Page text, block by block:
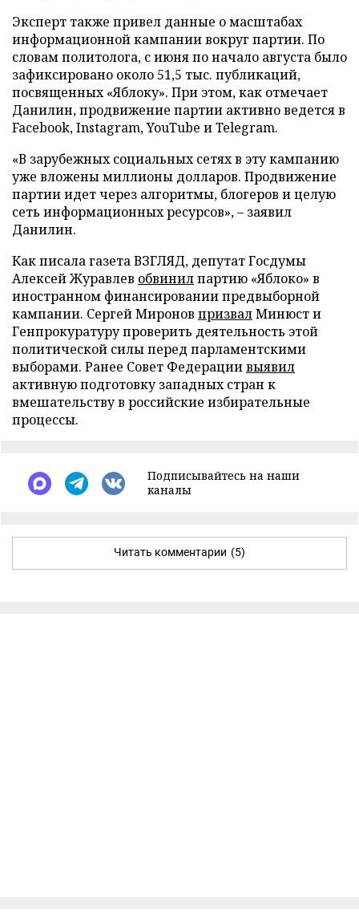
Эксперт также привел данные о масштабах
информационной кампании вокруг партии. По
словам политолога, с июня по начало августа было
зафиксировано около 51,5 тыс. публикаций,
посвященных «Яблоку». При этом, как отмечает
Данилин, продвижение партии активно ведется в
Facebook, Instagram, YouTube и Telegram.
«В зарубежных социальных сетях в эту кампанию
уже вложены миллионы долларов. Продвижение
партии идет через алгоритмы, блогеров и целую
сеть информационных ресурсов», – заявил
Данилин.
Как писала газета ВЗГЛЯД, депутат Госдумы
Алексей Журавлев обвинилпартию «Яблоко» в
иностранном финансировании предвыборной
кампании. Сергей Миронов призвалМинюст и
Генпрокуратуру проверить деятельность этой
политической силы перед парламентскими
выборами. Ранее Совет Федерациивыявил
активную подготовку западных стран к
вмешательству в российские избирательные
процессы.
Подписывайтесь на наши
каналы
Читать комментарии (5)